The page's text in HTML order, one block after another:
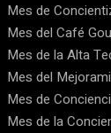
Mes de
Mes del Café
Mes de la Alta
Mes del
Mes de
Mes de la